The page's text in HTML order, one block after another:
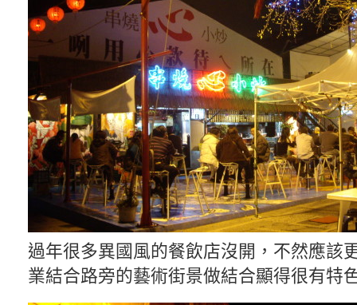
過年很多異國風的餐飲店沒開，不然應該
業結合路旁的藝術街景做結合顯得很有特